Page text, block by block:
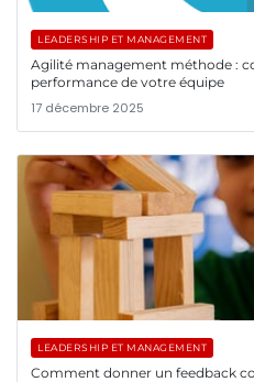
LEADERSHIP ET MANAGEMENT
Agilité management méthode :
performance de votre équipe
17 décembre 2025
LEADERSHIP ET MANAGEMENT
Comment donner un feedback